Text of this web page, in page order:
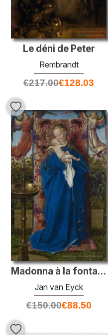
Le déni de Peter
Rembrandt
€217.00€128.03
Madonna à la fontaine
Jan van Eyck
€150.00€88.50